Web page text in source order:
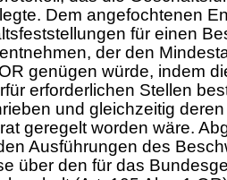
Dem angefochtenen
für einen
der den
genügen würde, indem
erforderlichen Stellen
und gleichzeitig
geregelt worden wäre.
Ausführungen des
über den für das